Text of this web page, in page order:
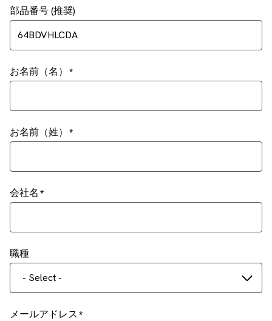
部品番号 (推奨)
お名前（名）
お名前（姓）
会社名
職種
- Select -
メールアドレス